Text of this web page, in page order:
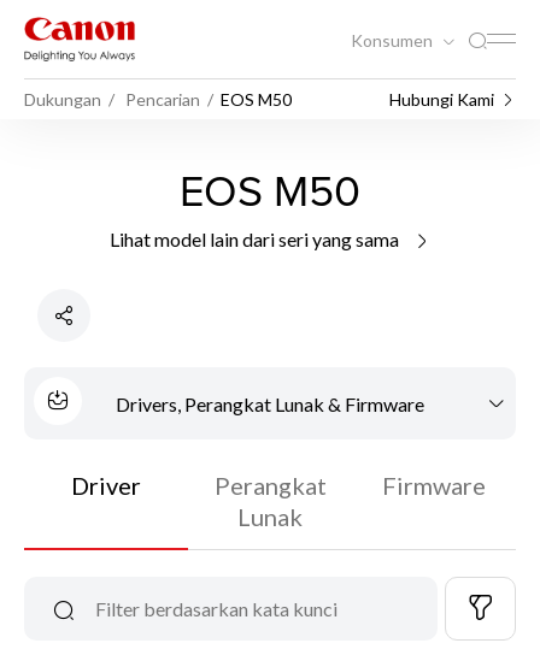
Konsumen
Dukungan Pencarian EOS M50 Hubungi Kami
EOS M50
Lihat model lain dari seri yang sama
Drivers, Perangkat Lunak & Firmware
Driver
Perangkat
Lunak
Firmware